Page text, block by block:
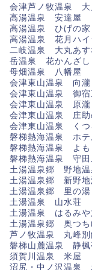
会津芦ノ牧温泉 大
高湯温泉 安達屋
高湯温泉 ひげの家
高湯温泉 花月ハイ
二岐温泉 大丸あす
岳温泉 花かんざし
母畑温泉 八幡屋
会津東山温泉 向瀧
会津東山温泉 御宿
会津東山温泉 原瀧
会津東山温泉 庄
会津東山温泉 く
磐梯熱海温泉 ホテ
磐梯熱海温泉 よも
磐梯熱海温泉 守田
土湯温泉郷 野地温
土湯温泉郷 新野
土湯温泉郷 里の湯
土湯温泉 山水荘
土湯温泉 はるみや
土湯温泉郷 奥つ
芦ノ牧温泉 丸峰
磐梯山麓温泉 静楓
須賀川温泉 米屋
沼尻・中ノ沢温泉